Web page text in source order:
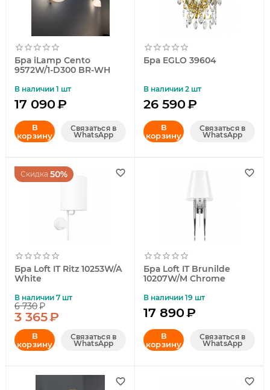
Бра iLamp Cento
9572W/1-D300 BR-WH
В наличии 1 шт
17 090₽
В
корзину
Связаться в
WhatsApp
Бра EGLO 39604
В наличии 2 шт
26 590₽
В
корзину
Связаться в
WhatsApp
Скидка 50%
Бра Loft IT Ritz 10253W/A
White
В наличии 7 шт
6 730₽
3 365₽
В
корзину
Связаться в
WhatsApp
Бра Loft IT Brunilde
10207W/M Chrome
В наличии 19 шт
17 890₽
В
корзину
Связаться в
WhatsApp